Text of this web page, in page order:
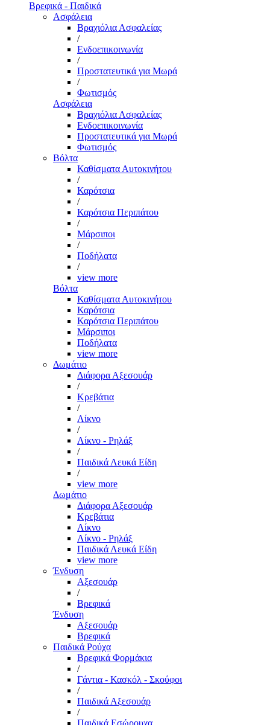
Βρεφικά - Παιδικά
Ασφάλεια
Βραχιόλια Ασφαλείας
/
Ενδοεπικοινωνία
/
Προστατευτικά για Μωρά
/
Φωτισμός
Ασφάλεια
Βραχιόλια Ασφαλείας
Ενδοεπικοινωνία
Προστατευτικά για Μωρά
Φωτισμός
Βόλτα
Καθίσματα Αυτοκινήτου
/
Καρότσια
/
Καρότσια Περιπάτου
/
Μάρσιποι
/
Ποδήλατα
/
view more
Βόλτα
Καθίσματα Αυτοκινήτου
Καρότσια
Καρότσια Περιπάτου
Μάρσιποι
Ποδήλατα
view more
Δωμάτιο
Διάφορα Αξεσουάρ
/
Κρεβάτια
/
Λίκνο
/
Λίκνο - Ρηλάξ
/
Παιδικά Λευκά Είδη
/
view more
Δωμάτιο
Διάφορα Αξεσουάρ
Κρεβάτια
Λίκνο
Λίκνο - Ρηλάξ
Παιδικά Λευκά Είδη
view more
Ένδυση
Αξεσουάρ
/
Βρεφικά
Ένδυση
Αξεσουάρ
Βρεφικά
Παιδικά Ρούχα
Βρεφικά Φορμάκια
/
Γάντια - Κασκόλ - Σκούφοι
/
Παιδικά Αξεσουάρ
/
Παιδικά Εσώρουχα